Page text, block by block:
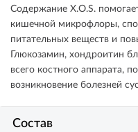
Содержание X.O.S.
кишечной микрофлоры,
питательных веществ и
Глюкозамин, хондроитин
всего костного аппарата,
возникновение болезней
Состав